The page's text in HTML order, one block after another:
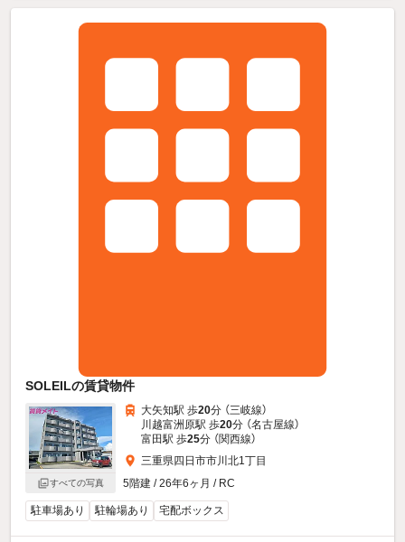
SOLEILの賃貸物件
すべての写真
大矢知駅 歩20分 （三岐線）
川越富洲原駅 歩20分 （名古屋線）
富田駅 歩25分 （関西線）
三重県四日市市川北1丁目
5階建 / 26年6ヶ月 / RC
駐車場あり 駐輪場あり 宅配ボックス